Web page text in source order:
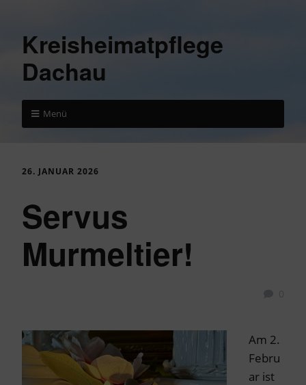
Kreisheimatpflege
Dachau
Menü
26. JANUAR 2026
Servus
Murmeltier!
Am 2.
Febru
ar ist